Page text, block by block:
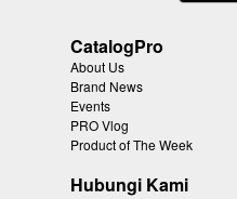
CatalogPro
About Us
Brand News
Events
PRO Vlog
Product of The Week
Hubungi Kami